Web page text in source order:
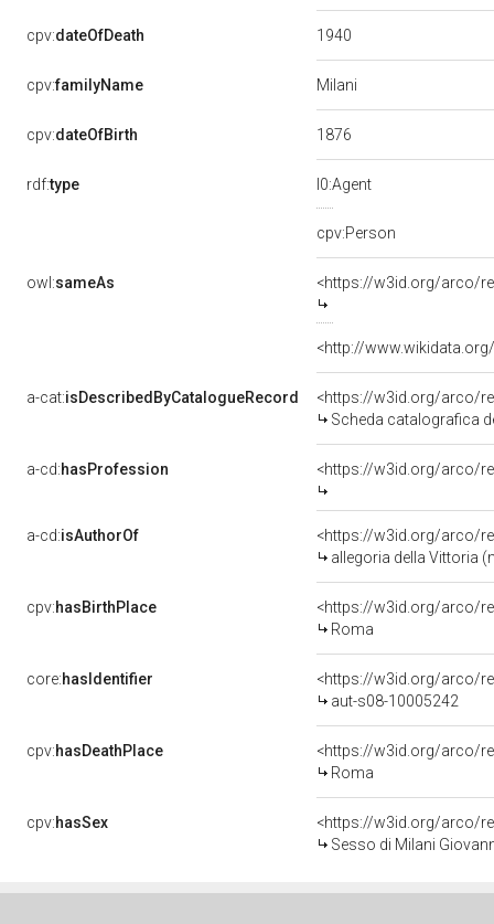
cpv:dateOfDeath 1940
cpv:familyName Milani
cpv:dateOfBirth 1876
rdf:type l0:Agent
cpv:Person
owl:sameAs <https://w3id.org/arco/
<http://
a-cat:isDescribedByCatalogueRecord
<https://w3id.org/arco/
Scheda catalografica
a-cd:hasProfession <https://w3id.org/arco/
a-cd:isAuthorOf
<https://w3id.org/arco/
allegoria della Vittoria
cpv:hasBirthPlace
<https://w3id.org/arco/
Roma
core:hasIdentifier
<https://w3id.org/arco/
aut-s08-10005242
cpv:hasDeathPlace
<https://w3id.org/arco/
Roma
cpv:hasSex
<https://w3id.org/arco/
Sesso di Milani